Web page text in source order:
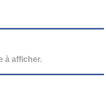
à afficher.